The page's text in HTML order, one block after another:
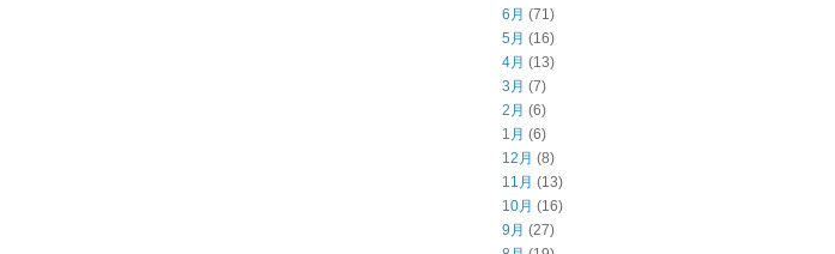
6月 (71)
5月 (16)
4月 (13)
3月 (7)
2月 (6)
1月 (6)
12月 (8)
11月 (13)
10月 (16)
9月 (27)